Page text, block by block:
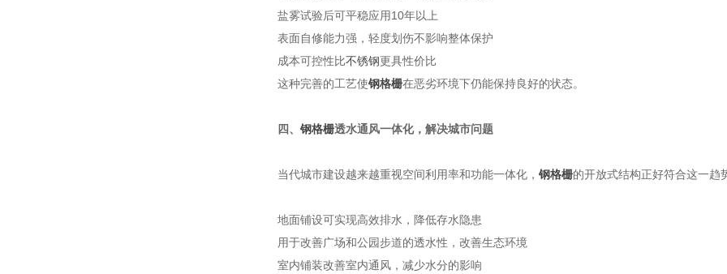
盐雾试验后可平稳应用10年以上
表面自修能力强，轻度划伤不影响整体保护
成本可控性比不锈钢更具性价比
这种完善的工艺使钢格栅在恶劣环境下仍能保持良好的状态。
四、 钢格栅透水通风一体化，解决城市问题
当代城市建设越来越重视空间利用率和功能一体化， 钢格栅的开放式结构正好符合这一趋
地面铺设可实现高效排水，降低存水隐患
用于改善广场和公园步道的透水性，改善生态环境
室内铺装改善室内通风，减少水分的影响